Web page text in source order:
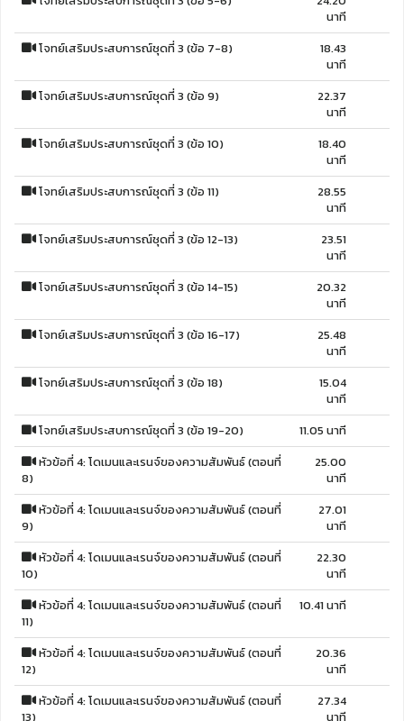
นาที
โจทย์เสริมประสบการณ์ชุดที่ 3 (ข้อ 7-8)
18.43
นาที
โจทย์เสริมประสบการณ์ชุดที่ 3 (ข้อ 9)
22.37
นาที
โจทย์เสริมประสบการณ์ชุดที่ 3 (ข้อ 10)
18.40
นาที
โจทย์เสริมประสบการณ์ชุดที่ 3 (ข้อ 11)
28.55
นาที
โจทย์เสริมประสบการณ์ชุดที่ 3 (ข้อ 12-13)
23.51
นาที
โจทย์เสริมประสบการณ์ชุดที่ 3 (ข้อ 14-15)
20.32
นาที
โจทย์เสริมประสบการณ์ชุดที่ 3 (ข้อ 16-17)
25.48
นาที
โจทย์เสริมประสบการณ์ชุดที่ 3 (ข้อ 18)
15.04
นาที
โจทย์เสริมประสบการณ์ชุดที่ 3 (ข้อ 19-20)
11.05 นาที
หัวข้อที่ 4: โดเมนและเรนจ์ของความสัมพันธ์ (ตอนที่
8)
25.00
นาที
หัวข้อที่ 4: โดเมนและเรนจ์ของความสัมพันธ์ (ตอนที่
9)
27.01
นาที
หัวข้อที่ 4: โดเมนและเรนจ์ของความสัมพันธ์ (ตอนที่
10)
22.30
นาที
หัวข้อที่ 4: โดเมนและเรนจ์ของความสัมพันธ์ (ตอนที่
11)
10.41 นาที
หัวข้อที่ 4: โดเมนและเรนจ์ของความสัมพันธ์ (ตอนที่
12)
20.36
นาที
หัวข้อที่ 4: โดเมนและเรนจ์ของความสัมพันธ์ (ตอนที่
13)
27.34
นาที